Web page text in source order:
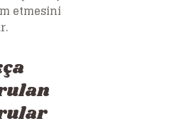
etmesini